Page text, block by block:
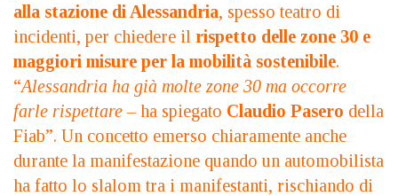
alla stazione di Alessandria, spesso teatro di
incidenti, per chiedere il rispetto delle zone 30 e
maggiori misure per la mobilità sostenibile.
“Alessandria ha già molte zone 30 ma occorre
farle rispettare – ha spiegato Claudio Pasero della
Fiab”. Un concetto emerso chiaramente anche
durante la manifestazione quando un automobilista
ha fatto lo slalom tra i manifestanti, rischiando di